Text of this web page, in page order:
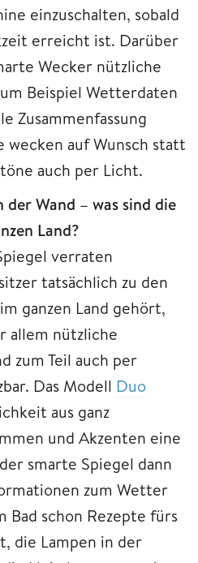
einzuschalten, sobald
erreicht ist. Darüber
Wecker nützliche
Beispiel Wetterdaten
Zusammenfassung
wecken auf Wunsch statt
auch per Licht.
der Wand – was sind die
Land?
verraten
tatsächlich zu den
ganzen Land gehört,
allem nützliche
zum Teil auch per
Das Modell Duo
aus ganz
und Akzenten eine
smarte Spiegel dann
zum Wetter
Bad schon Rezepte fürs
die Lampen in der